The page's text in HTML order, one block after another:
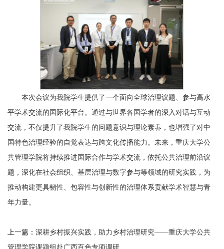
本次会议为我院学生提供了一个面向全球治理议题、参与高水
平学术交流的国际化平台。通过与世界各国学者的深入对话与互动
交流，不仅提升了我院学生的问题意识与理论素养，也增强了对中
国特色治理经验的自觉表达与跨文化传播能力。未来，重庆大学公
共管理学院将持续推进国际合作与学术交流，依托公共治理前沿议
题，深化在社会组织、基层治理与数字参与等领域的研究实践，为
推动构建更具韧性、包容性与创新性的治理体系贡献学术智慧与青
年力量。
上一篇： 深耕乡村振兴实践，助力乡村治理研究——重庆大学公共
管理学院课题组赴广西百色专项调研